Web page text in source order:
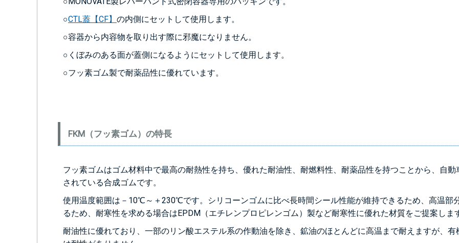
○CTL蓋【CF】 の内側にセットして使用します。
○容器から内容物を取り出す際に邪魔になりません。
○くぼみのある面が蓋側になるようにセットして使用します。
○フッ素ゴム製で耐薬品性に優れています。
FKM（フッ素ゴム）の特長
フッ素ゴムはゴム材料中で最高の耐熱性を持ち、優れた耐油性、耐燃料性、耐薬品性を持つことから、自
されている合成ゴムです。
使用温度範囲は－10℃～＋230℃です。シリコーンゴムに比べ長時間シール性能が維持できるため、高温部
るため、耐寒性を求める場合はEPDM（エチレンプロピレンゴム）製など耐寒性に優れた材質をご提案しま
耐油性に優れており、一部のリン酸エステル系の作動油を除き、鉱油のほとんどに高温まで耐えますが、